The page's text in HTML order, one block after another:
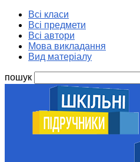
Всі класи
Всі предмети
Всі автори
Мова викладання
Вид матеріалу
пошук